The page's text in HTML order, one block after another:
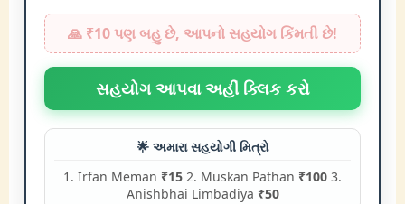
🙏 ₹10 પણ બહુ છે, આપનો સહયોગ કિંમતી છે!
સહયોગ આપવા અહીં ક્લિક કરો
🌟 અમારા સહયોગી મિત્રો
1. Irfan Meman ₹15 2. Muskan Pathan ₹100 3.
Anishbhai Limbadiya ₹50